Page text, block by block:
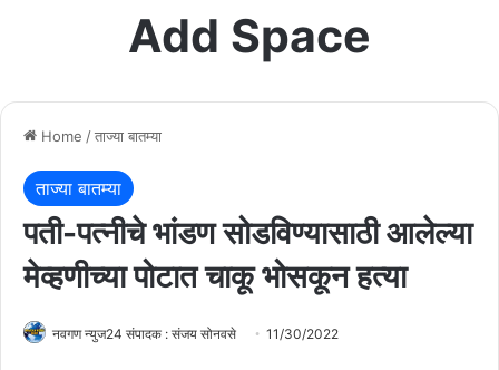
Add Space
Home /ताज्या बातम्या
ताज्या बातम्या
पती-पत्नीचे भांडण सोडविण्यासाठी आलेल्या
मेव्हणीच्या पोटात चाकू भोसकून हत्या
नवगण न्युज24 संपादक : संजय सोनवसे 11/30/2022